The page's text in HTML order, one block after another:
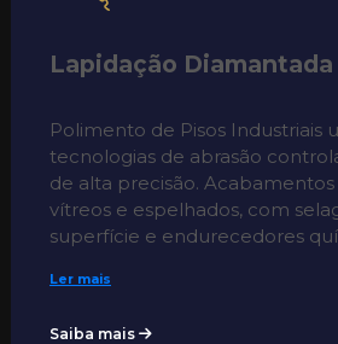
Lapidação Diamantada
Polimento de Pisos Industriais
tecnologias de abrasão
de alta precisão.
vítreos e espelhados, com
superfície e endurecedores
Ler mais
Saiba mais